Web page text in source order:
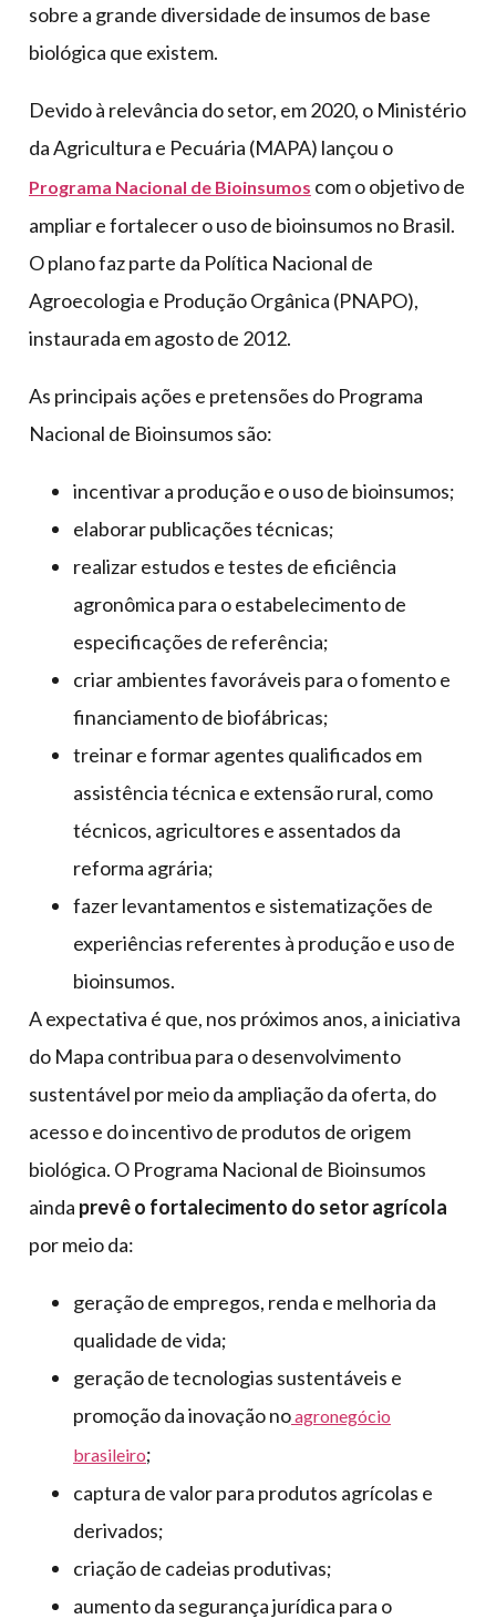
sobre a grande diversidade de insumos de base
biológica que existem.
Devido à relevância do setor, em 2020, o Ministério
da Agricultura e Pecuária (MAPA) lançou o
Programa Nacional de Bioinsumos com o objetivo de
ampliar e fortalecer o uso de bioinsumos no Brasil.
O plano faz parte da Política Nacional de
Agroecologia e Produção Orgânica (PNAPO),
instaurada em agosto de 2012.
As principais ações e pretensões do Programa
Nacional de Bioinsumos são:
incentivar a produção e o uso de bioinsumos;
elaborar publicações técnicas;
realizar estudos e testes de eficiência
agronômica para o estabelecimento de
especificações de referência;
criar ambientes favoráveis para o fomento e
financiamento de biofábricas;
treinar e formar agentes qualificados em
assistência técnica e extensão rural, como
técnicos, agricultores e assentados da
reforma agrária;
fazer levantamentos e sistematizações de
experiências referentes à produção e uso de
bioinsumos.
A expectativa é que, nos próximos anos, a iniciativa
do Mapa contribua para o desenvolvimento
sustentável por meio da ampliação da oferta, do
acesso e do incentivo de produtos de origem
biológica. O Programa Nacional de Bioinsumos
ainda prevê o fortalecimento do setor agrícola
por meio da:
geração de empregos, renda e melhoria da
qualidade de vida;
geração de tecnologias sustentáveis e
promoção da inovação noagronegócio
brasileiro;
captura de valor para produtos agrícolas e
derivados;
criação de cadeias produtivas;
aumento da segurança jurídica para o